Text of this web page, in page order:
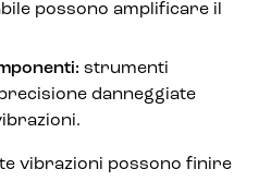
possono amplificare il
strumenti
danneggiate
vibrazioni possono finire